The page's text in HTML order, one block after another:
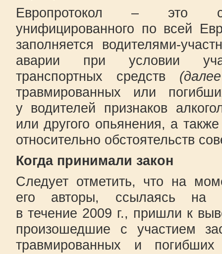
Европротокол – это
унифицированного по всей
заполняется водителями-
аварии при условии
транспортных средств
травмированных или
у водителей признаков
или другого опьянения, а
относительно обстоятельств
Когда принимали закон
Следует отметить, что на
его авторы, ссылаясь на
в течение 2009 г., пришли к
произошедшие с участием
травмированных и